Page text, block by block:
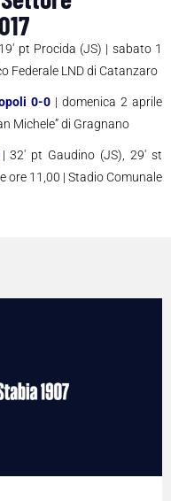
pt Procida (JS) | sabato 1
Federale LND di Catanzaro
0-0 | domenica 2 aprile
Michele” di Gragnano
| 32′ pt Gaudino (JS), 29′ st
ore 11,00 | Stadio Comunale